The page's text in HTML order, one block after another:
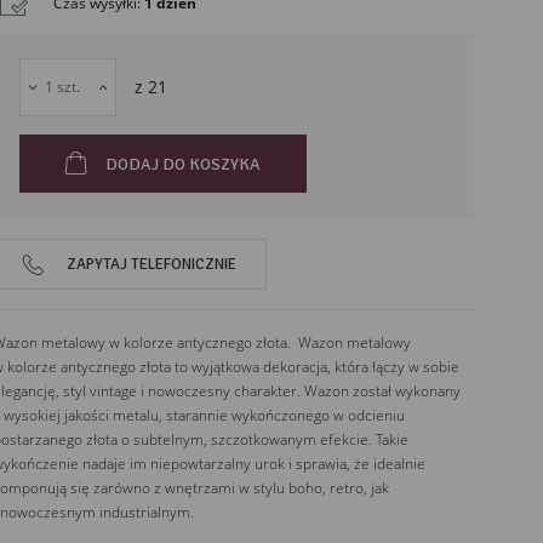
63-600
z 21
DODAJ DO KOSZYKA
ZAPYTAJ TELEFONICZNIE
metalowy w kolorze antycznego złota. Wazon metalowy
kolorze antycznego złota to wyjątkowa dekoracja, która łączy w sobie
styl vintage i nowoczesny charakter. Wazon został wykonany
wysokiej jakości metalu, starannie wykończonego w odcieniu
złota o subtelnym, szczotkowanym efekcie. Takie
nadaje im niepowtarzalny urok i sprawia, że idealnie
się zarówno z wnętrzami w stylu boho, retro, jak
industrialnym.